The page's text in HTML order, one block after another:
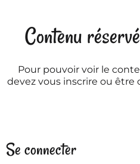
Contenu
Pour pouvoir voir le
devez vous inscrire ou
Se connecter